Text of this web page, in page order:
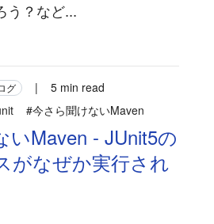
う？など...
グ |
5 min read
#今さら聞けないMaven
いMaven - JUnit5の
がなぜか実行され